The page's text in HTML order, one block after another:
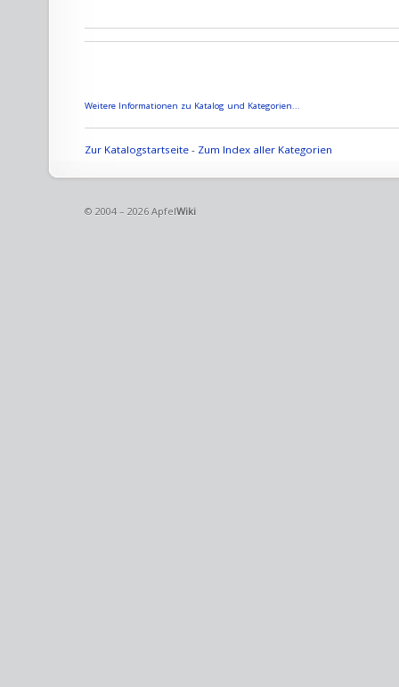
Weitere Informationen zu Katalog und Kategorien...
Zur Katalogstartseite - Zum Index aller Kategorien
© 2004 – 2026 ApfelWiki